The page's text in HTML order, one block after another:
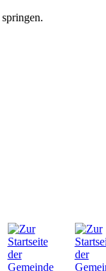
springen.